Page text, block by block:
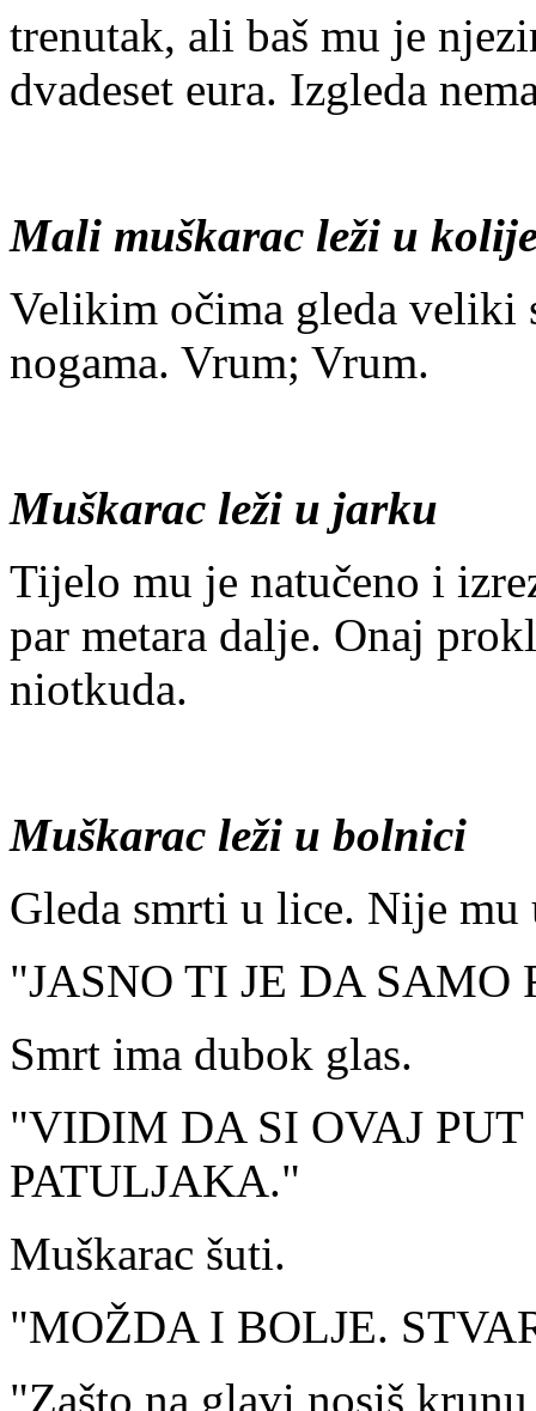
trenutak, ali baš mu je
dvadeset eura. Izgleda
Mali muškarac leži u
Velikim očima gleda veliki
nogama. Vrum; Vrum.
Muškarac leži u jarku
Tijelo mu je natučeno i
par metara dalje. Onaj
niotkuda.
Muškarac leži u bolnici
Gleda smrti u lice. Nije mu
"JASNO TI JE DA SAMO
Smrt ima dubok glas.
"VIDIM DA SI OVAJ
PATULJAKA."
Muškarac šuti.
"MOŽDA I BOLJE.
"Zašto na glavi nosiš